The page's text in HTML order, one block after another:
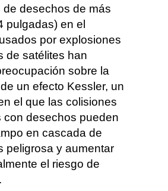
de desechos de más
pulgadas) en el
​​por explosiones
de satélites han
sobre la
un efecto Kessler, un
el que las colisiones
con desechos pueden
en cascada de
peligrosa y aumentar
el riesgo de